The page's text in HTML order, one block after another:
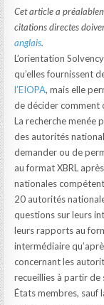
Cet article a
citations directes
anglais.
L’orientation
qu’elles fournissent
l’EIOPA, mais elle
de décider comment
La recherche menée
des autorités
demander ou de
au format XBRL
nationales
20 autorités
questions sur leurs
leurs rapports au
intermédiaire
concernant les
recueillies à partir de
États membres, sauf